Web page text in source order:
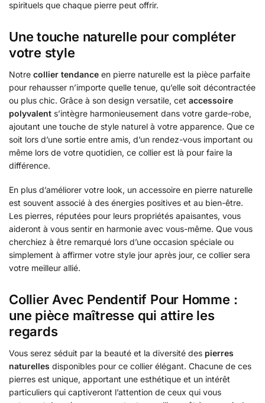
spirituels que chaque pierre peut offrir.
Une touche naturelle pour compléter
votre style
Notre collier tendance en pierre naturelle est la pièce parfaite
pour rehausser n’importe quelle tenue, qu’elle soit décontractée
ou plus chic. Grâce à son design versatile, cet accessoire
polyvalent s’intègre harmonieusement dans votre garde-robe,
ajoutant une touche de style naturel à votre apparence. Que ce
soit lors d’une sortie entre amis, d’un rendez-vous important ou
même lors de votre quotidien, ce collier est là pour faire la
différence.
En plus d’améliorer votre look, un accessoire en pierre naturelle
est souvent associé à des énergies positives et au bien-être.
Les pierres, réputées pour leurs propriétés apaisantes, vous
aideront à vous sentir en harmonie avec vous-même. Que vous
cherchiez à être remarqué lors d’une occasion spéciale ou
simplement à affirmer votre style jour après jour, ce collier sera
votre meilleur allié.
Collier Avec Pendentif Pour Homme :
une pièce maîtresse qui attire les
regards
Vous serez séduit par la beauté et la diversité des pierres
naturelles disponibles pour ce collier élégant. Chacune de ces
pierres est unique, apportant une esthétique et un intérêt
particuliers qui captiveront l’attention de ceux qui vous